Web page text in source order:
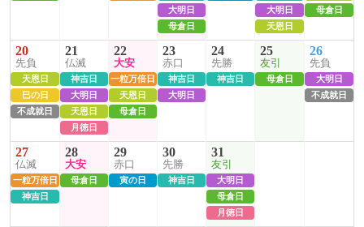
大明日
母倉日
大明日
天恩日
母倉日
20
先負
天恩日
巳の日
不成就日
21
仏滅
神吉日
大明日
天恩日
月徳日
22
大安
一粒万倍日
天恩日
母倉日
23
赤口
神吉日
大明日
24
先勝
神吉日
25
友引
母倉日
26
先負
大明日
不成就日
27
仏滅
一粒万倍日
神吉日
28
大安
母倉日
29
赤口
寅の日
30
先勝
神吉日
31
友引
大明日
母倉日
月徳日